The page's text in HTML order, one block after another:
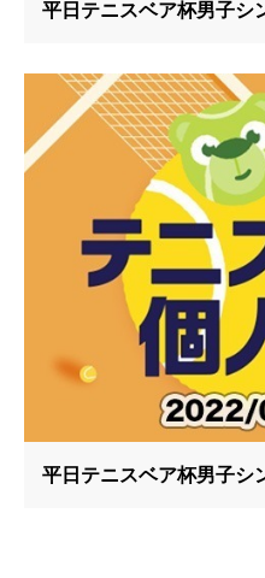
平日テニスベア杯男子シ
平日テニスベア杯男子シ